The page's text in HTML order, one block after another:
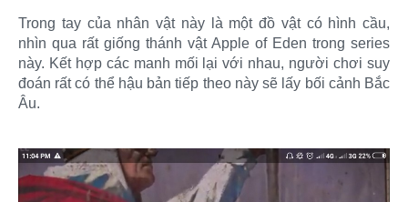
Trong tay của nhân vật này là một đồ vật có hình cầu,
nhìn qua rất giống thánh vật Apple of Eden trong series
này. Kết hợp các manh mối lại với nhau, người chơi suy
đoán rất có thể hậu bản tiếp theo này sẽ lấy bối cảnh Bắc
Âu.